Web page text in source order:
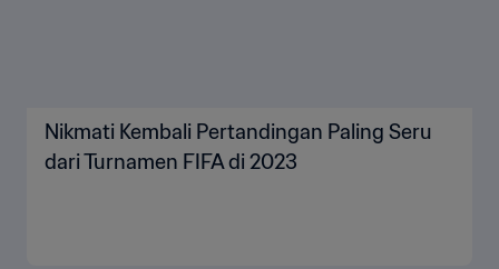
Nikmati Kembali Pertandingan Paling Seru
dari Turnamen FIFA di 2023